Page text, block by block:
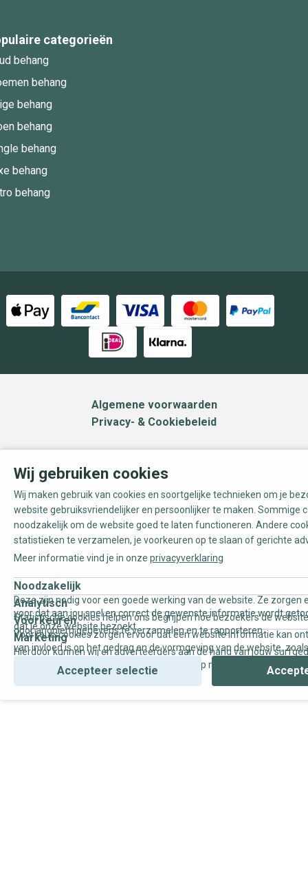
categorieën
behang
behang
behang
behang
behang
behang
behang
Algemene voorwaarden
Privacy- & Cookiebeleid
Wij gebruiken cookies
Wij maken gebruik van cookies en soortgelijke technieken om je
website gebruiksvriendelijker en persoonlijker te maken. Sommige
noodzakelijk om de website goed te laten functioneren. Andere
statistieken te verzamelen, je voorkeuren op te slaan of gerichte
Meer informatie vind je in onze privacyverklaring
Noodzakelijk
Deze zijn nodig voor een goede werking van de website. Ze zorgen
voor dat aan jou snel en correct de gewenste informatie wordt
dat je onze website bezoekt.
Analytisch
Statistische cookies helpen ons begrijpen hoe bezoekers de
door anoniem gegevens te verzamelen en te rapporteren.
Voorkeuren
Voorkeurscookies zorgen ervoor dat een website informatie kan
van invloed is op het gedrag en de vormgeving van de website,
Marketing
Hierdoor kunnen wij en adverteerders aan de hand van jouw
gepersonaliseerde online advertenties en op maat gemaakte
Accepteer selectie